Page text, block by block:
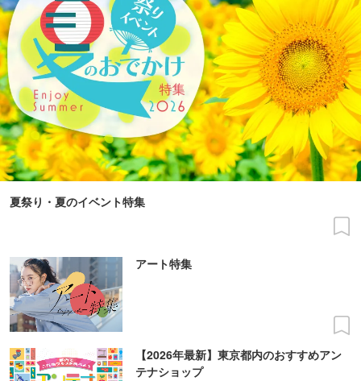
夏祭り・夏のイベント特集
アート特集
【2026年最新】東京都内のおすすめアン
テナショップ